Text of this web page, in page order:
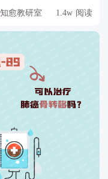
知愈教研室 1.4w 阅读